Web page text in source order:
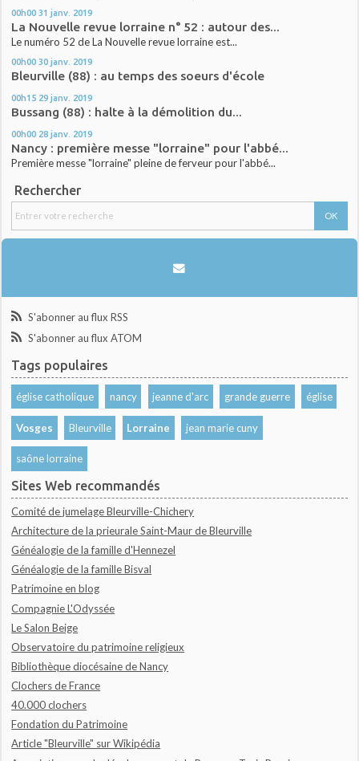
00h00 31 janv. 2019
La Nouvelle revue lorraine n° 52 : autour des...
Le numéro 52 de La Nouvelle revue lorraine est...
00h00 30 janv. 2019
Bleurville (88) : au temps des soeurs d'école
00h15 29 janv. 2019
Bussang (88) : halte à la démolition du...
00h00 28 janv. 2019
Nancy : première messe "lorraine" pour l'abbé...
Première messe "lorraine" pleine de ferveur pour l'abbé...
Rechercher
S'abonner au flux RSS
S'abonner au flux ATOM
Tags populaires
église catholique nancy jeanne d'arc grande guerre église
Vosges Bleurville Lorraine jean marie cuny
saône lorraine
Sites Web recommandés
Comité de jumelage Bleurville-Chichery
Architecture de la prieurale Saint-Maur de Bleurville
Généalogie de la famille d'Hennezel
Généalogie de la famille Bisval
Patrimoine en blog
Compagnie L'Odyssée
Le Salon Beige
Observatoire du patrimoine religieux
Bibliothèque diocésaine de Nancy
Clochers de France
40.000 clochers
Fondation du Patrimoine
Article "Bleurville" sur Wikipédia